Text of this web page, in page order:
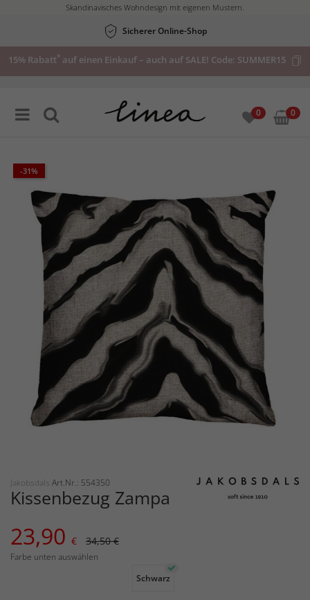
Skandinavisches Wohndesign mit eigenen Mustern.
Sicherer Online-Shop
15% Rabatt* auf einen Einkauf – auch auf SALE! Code: SUMMER15
0 0
-31%
Jakobsdals Art.Nr.: 554350
Kissenbezug Zampa
23,90 € 34,50 €
Farbe unten auswählen
Schwarz